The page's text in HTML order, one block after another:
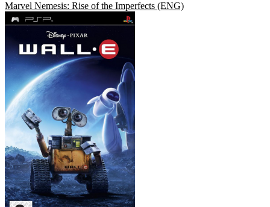
Marvel Nemesis: Rise of the Imperfects (ENG)